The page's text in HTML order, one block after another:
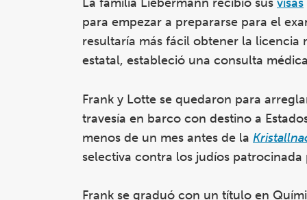
para empezar a prepararse para el
resultaría más fácil obtener la licencia
estatal, estableció una consulta
Frank y Lotte se quedaron para
travesía en barco con destino a
menos de un mes antes de la
selectiva contra los judíos
Frank se graduó con un título en